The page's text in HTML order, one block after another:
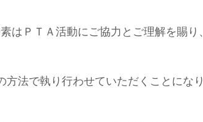
はＰＴＡ活動にご協力とご理解を賜り
方法で執り行わせていただくことになり